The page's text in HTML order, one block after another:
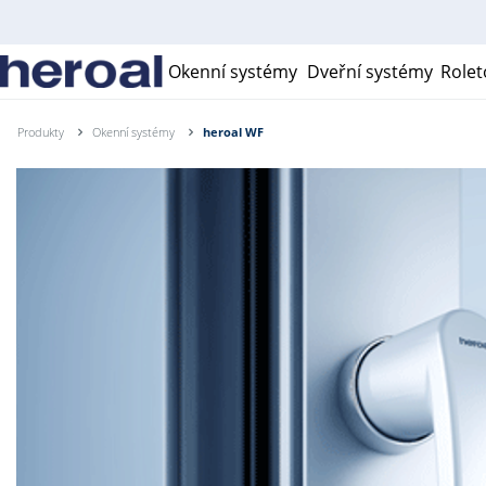
Okenní systémy Dveřní systémy
Produkty Okenní systémy heroal WF